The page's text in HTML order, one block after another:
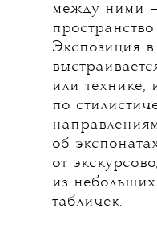
между ними
Экспозиция
или технике,
по
об
от
из
табличек.